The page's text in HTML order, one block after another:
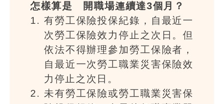
怎樣算是離開職場連續達3個月？
有勞工保險投保紀錄，自最近一
次勞工保險效力停止之次日。但
依法不得辦理參加勞工保險者，
自最近一次勞工職業災害保險效
力停止之次日。
未有勞工保險或勞工職業災害保